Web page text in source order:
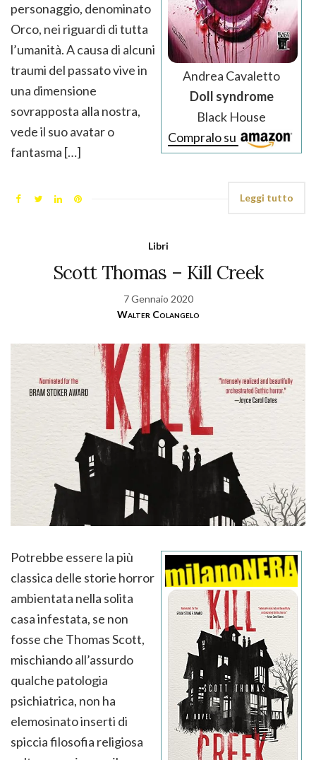
Andrea Cavaletto
Doll syndrome
Black House
Compralo su
personaggio, denominato
Orco, nei riguardi di tutta
l’umanità. A causa di alcuni
traumi del passato vive in
una dimensione
sovrapposta alla nostra,
vede il suo avatar o
fantasma […]
Leggi tutto
Libri
Scott Thomas – Kill Creek
7 Gennaio 2020
Walter Colangelo
Potrebbe essere la più
classica delle storie horror
ambientata nella solita
casa infestata, se non
fosse che Thomas Scott,
mischiando all’assurdo
qualche patologia
psichiatrica, non ha
elemosinato inserti di
spiccia filosofia religiosa